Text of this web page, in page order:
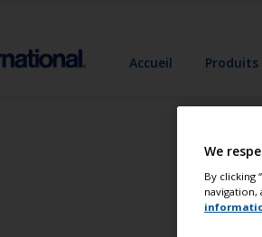
Accueil Produits
We
By clicking
navigation,